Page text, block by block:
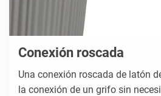
Conexión roscada
Una conexión roscada de latón
la conexión de un grifo sin